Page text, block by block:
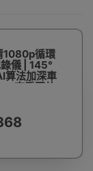
1080p循環
儀 | 145°
算法加深車
查看回放